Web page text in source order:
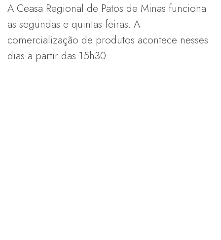
A Ceasa Regional de Patos de Minas funciona
as segundas e quintas-feiras. A
comercialização de produtos acontece nesses
dias a partir das 15h30.